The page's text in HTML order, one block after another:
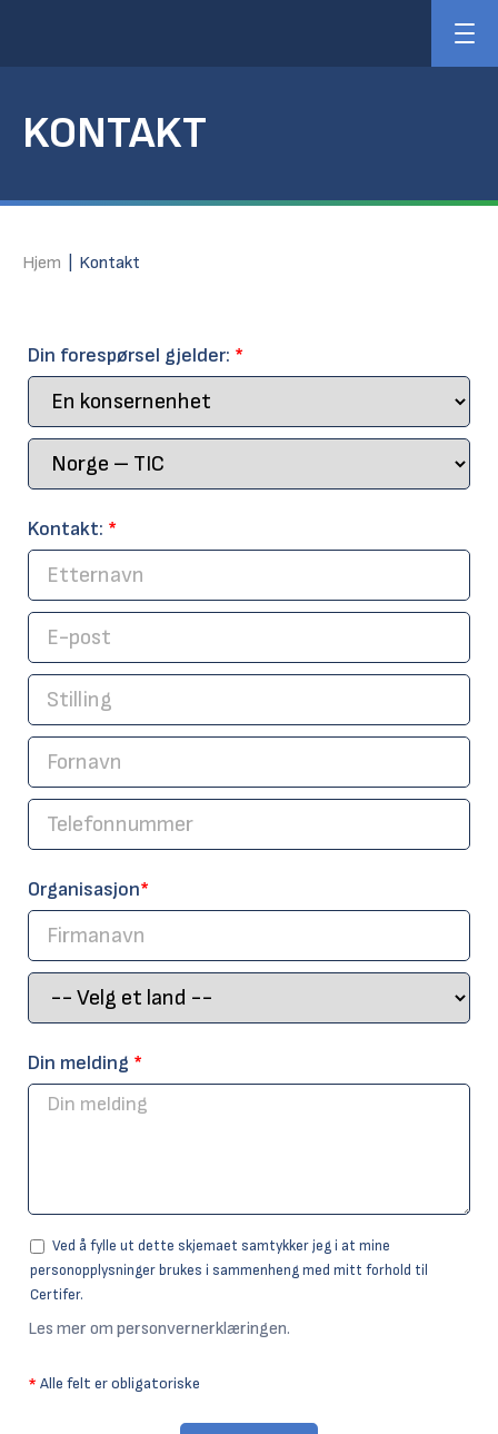
KONTAKT
Hjem Kontakt
Din forespørsel gjelder: *
Kontakt: *
Organisasjon*
Din melding *
Ved å fylle ut dette skjemaet samtykker jeg i at mine
personopplysninger brukes i sammenheng med mitt forhold til
Certifer.
Les mer om personvernerklæringen.
* Alle felt er obligatoriske